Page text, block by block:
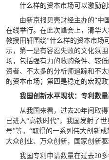
什么样的资本市场可以激励
由新京报贝壳财经主办的“中
在线举行。在此次峰会上，清华
教授田轩围绕“什么样的资本市场
示，第一是有容忍失败的文化氛
场，包括强有力的收购条件、较
资者、不太多的分析师追踪和不
的资本市场；第四是稳定的宏观政
我国创新水平现状：专利数
从我国来看，过去20年间取
已进入“高铁时代”，我国发射了
号”等。“取得的一系列伟大创新
大众创业、万众创新，国家创新驱
我国专利申请数量在过去20